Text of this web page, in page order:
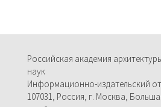
Российская академия
наук
Информационно-издательский
107031, Россия, г. Москва,